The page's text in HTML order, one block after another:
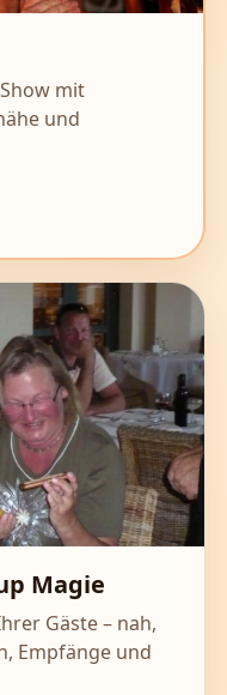
mit
und
Magie
Gäste – nah,
Empfänge und